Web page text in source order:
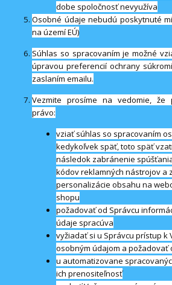
dobe spoločnosť nevyužíva
Osobné údaje nebudú poskytnuté
na území EÚ)
Súhlas so spracovaním je možné
úpravou preferencií ochrany
zaslaním emailu.
Vezmite prosíme na vedomie, že
právo:
vziať súhlas so spracovaním
kedykoľvek späť, toto späť
následok zabránenie
kódov reklamných nástrojov a
personalizácie obsahu na
shopu
požadovať od Správcu
údaje spracúva
vyžiadať si u Správcu prístup k
osobným údajom a požadovať
u automatizovane
ich prenositeľnosť